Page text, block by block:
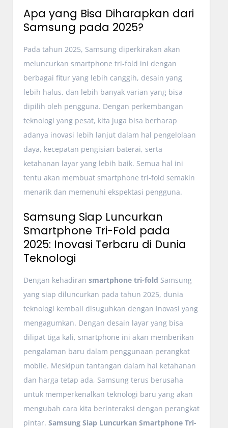
Apa yang Bisa Diharapkan dari
Samsung pada 2025?
Pada tahun 2025, Samsung diperkirakan akan
meluncurkan smartphone tri-fold ini dengan
berbagai fitur yang lebih canggih, desain yang
lebih halus, dan lebih banyak varian yang bisa
dipilih oleh pengguna. Dengan perkembangan
teknologi yang pesat, kita juga bisa berharap
adanya inovasi lebih lanjut dalam hal pengelolaan
daya, kecepatan pengisian baterai, serta
ketahanan layar yang lebih baik. Semua hal ini
tentu akan membuat smartphone tri-fold semakin
menarik dan memenuhi ekspektasi pengguna.
Samsung Siap Luncurkan
Smartphone Tri-Fold pada
2025: Inovasi Terbaru di Dunia
Teknologi
Dengan kehadiran smartphone tri-fold Samsung
yang siap diluncurkan pada tahun 2025, dunia
teknologi kembali disuguhkan dengan inovasi yang
mengagumkan. Dengan desain layar yang bisa
dilipat tiga kali, smartphone ini akan memberikan
pengalaman baru dalam penggunaan perangkat
mobile. Meskipun tantangan dalam hal ketahanan
dan harga tetap ada, Samsung terus berusaha
untuk memperkenalkan teknologi baru yang akan
mengubah cara kita berinteraksi dengan perangkat
pintar. Samsung Siap Luncurkan Smartphone Tri-